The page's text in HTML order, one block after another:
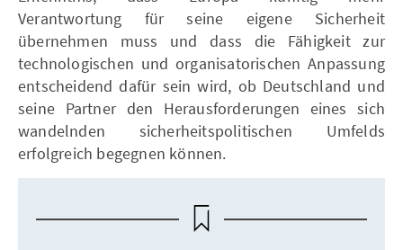
Verantwortung für seine eigene Sicherheit
übernehmen muss und dass die Fähigkeit zur
technologischen und organisatorischen Anpassung
entscheidend dafür sein wird, ob Deutschland und
seine Partner den Herausforderungen eines sich
wandelnden sicherheitspolitischen Umfelds
erfolgreich begegnen können.